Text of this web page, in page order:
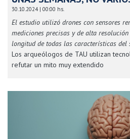
30.10.2024 | 00:00 hs.
El estudio utilizó drones con sensores
mediciones precisas y de alta
longitud de todas las características del
Los arqueólogos de TAU utilizan
refutar un mito muy extendido